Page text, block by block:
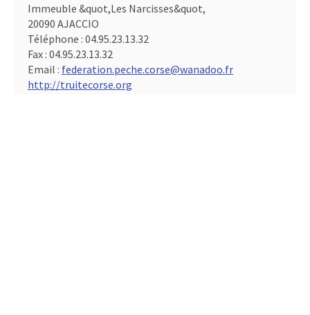
Immeuble &quot,Les Narcisses&quot,
20090 AJACCIO
Téléphone : 04.95.23.13.32
Fax : 04.95.23.13.32
Email : federation.peche.corse@wanadoo.fr
http://truitecorse.org